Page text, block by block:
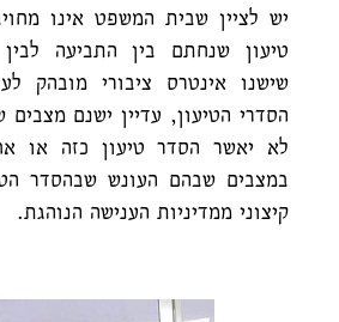
יש לציין שבית המשפט אינו
טיעון שנחתם בין התביעה
שישנו אינטרס ציבורי מובהק
הסדרי הטיעון, עדיין ישנם
לא יאשר הסדר טיעון כזה או
במצבים שבהם העונש שבהסדר
קיצוני ממדיניות הענישה הנוהגת.